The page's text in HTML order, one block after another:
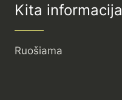
Kita informacija
Ruošiama